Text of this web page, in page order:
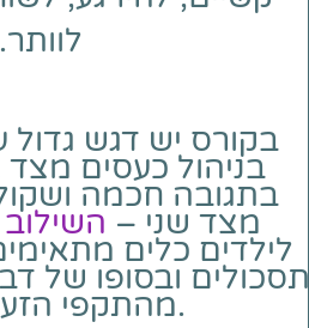
לוותר.
בקורס יש דגש גדול
בניהול כעסים
מצד שני – השילוב
לילדים
תסכולים
מהתקפי הזעם בבית.